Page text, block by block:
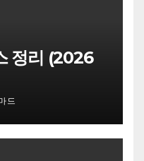
정리 (2026
드